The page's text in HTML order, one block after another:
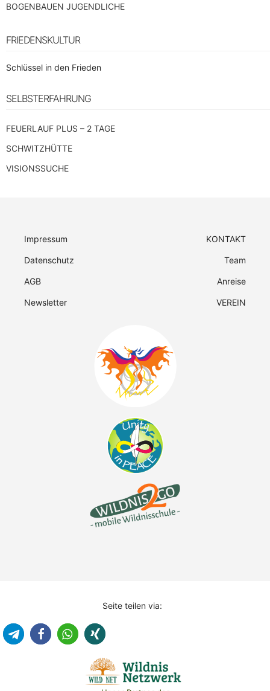
BOGENBAUEN JUGENDLICHE
FRIEDENSKULTUR
Schlüssel in den Frieden
SELBSTERFAHRUNG
FEUERLAUF PLUS – 2 TAGE
SCHWITZHÜTTE
VISIONSSUCHE
Impressum
Datenschutz
AGB
Newsletter
KONTAKT
Team
Anreise
VEREIN
Seite teilen via: